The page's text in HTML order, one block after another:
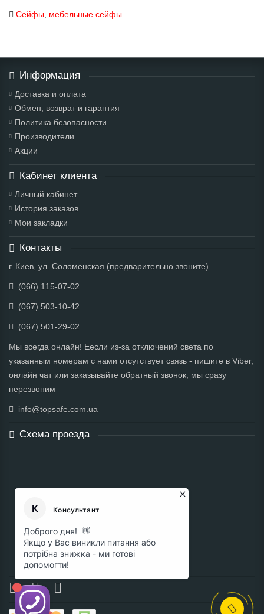
Сейфы мебельные сейфы
Информация
Доставка и оплата
Обмен, возврат и гарантия
Политика безопасности
Производители
Акции
Кабинет клиента
Личный кабинет
История заказов
Мои закладки
Контакты
г. Киев, ул. Соломенская (предварительно звоните)
(066) 115-07-02
(067) 503-10-42
(067) 501-29-02
Мы всегда онлайн! Еесли из-за отключений света по
указанным номерам с нами отсутствует связь - пишите в Viber,
онлайн чат или заказывайте обратный звонок, мы сразу
перезвоним
info@topsafe.com.ua
Схема проезда